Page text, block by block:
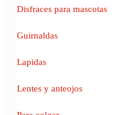
Disfraces para mascotas
Guirnaldas
Lapidas
Lentes y anteojos